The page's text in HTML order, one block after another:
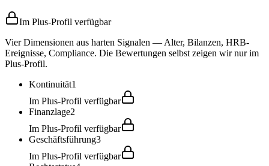
Im Plus-Profil verfügbar
Vier Dimensionen aus harten Signalen — Alter, Bilanzen, HRB-
Ereignisse, Compliance. Die Bewertungen selbst zeigen wir nur im
Plus-Profil.
Kontinuität1
Im Plus-Profil verfügbar
Finanzlage2
Im Plus-Profil verfügbar
Geschäftsführung3
Im Plus-Profil verfügbar